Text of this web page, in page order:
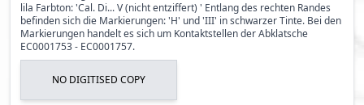
lila Farbton: 'Cal. Di... V (nicht entziffert) ' Entlang des rechten Randes
befinden sich die Markierungen: 'H' und 'III' in schwarzer Tinte. Bei den
Markierungen handelt es sich um Kontaktstellen der Abklatsche
EC0001753 - EC0001757.
NO DIGITISED COPY